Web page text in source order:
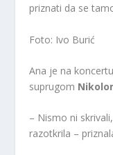
priznati da se
Foto: Ivo Burić
Ana je na
suprugom
– Nismo ni
razotkrila –